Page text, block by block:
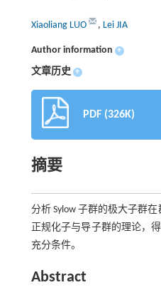
Xiaoliang LUO , Lei JIA
Author information +
文章历史 +
PDF (326K)
摘要
分析 Sylow 子群的极大子群在
正规化子与导子群的理论，
充分条件。
Abstract